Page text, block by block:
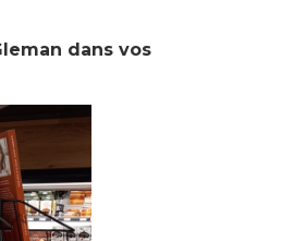
dans vos